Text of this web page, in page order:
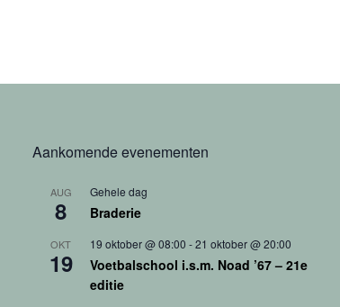
Aankomende evenementen
AUG
8
Gehele dag
Braderie
OKT
19
19 oktober @ 08:00 -21 oktober @ 20:00
Voetbalschool i.s.m. Noad ’67 – 21e
editie